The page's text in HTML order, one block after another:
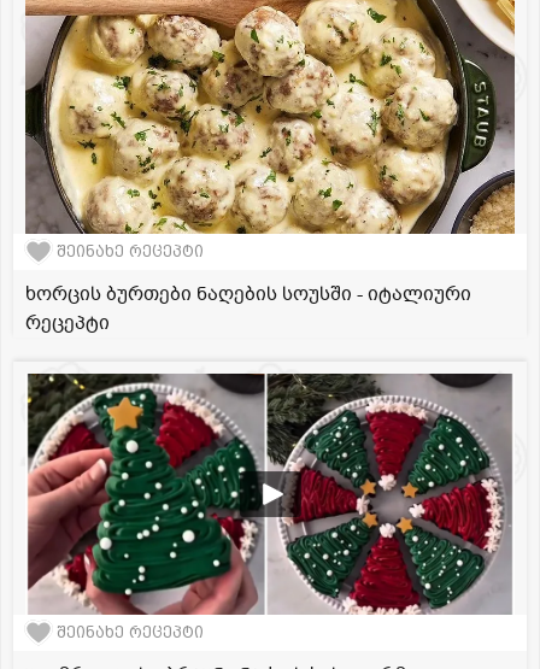
შეინახე რეცეპტი
ხორცის ბურთები ნაღების სოუსში - იტალიური
რეცეპტი
შეინახე რეცეპტი